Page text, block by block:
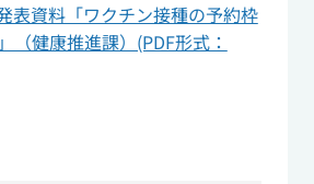
表資料「ワクチン接種の予約枠
（健康推進課）(PDF形式：